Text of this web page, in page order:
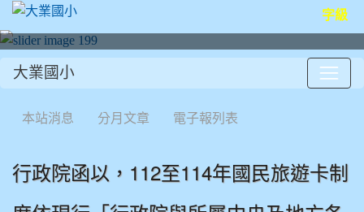
字級
大業國小
本站消息 分月文章 電子報列表
行政院函以，112至114年國民旅遊卡制